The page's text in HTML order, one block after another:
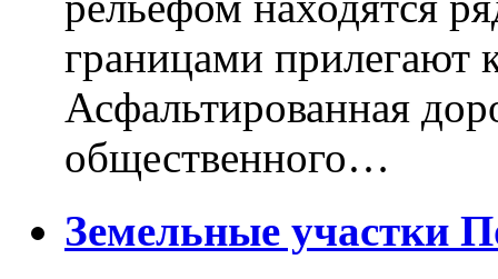
границами прилегают
Асфальтированная
общественного…
Земельные участки